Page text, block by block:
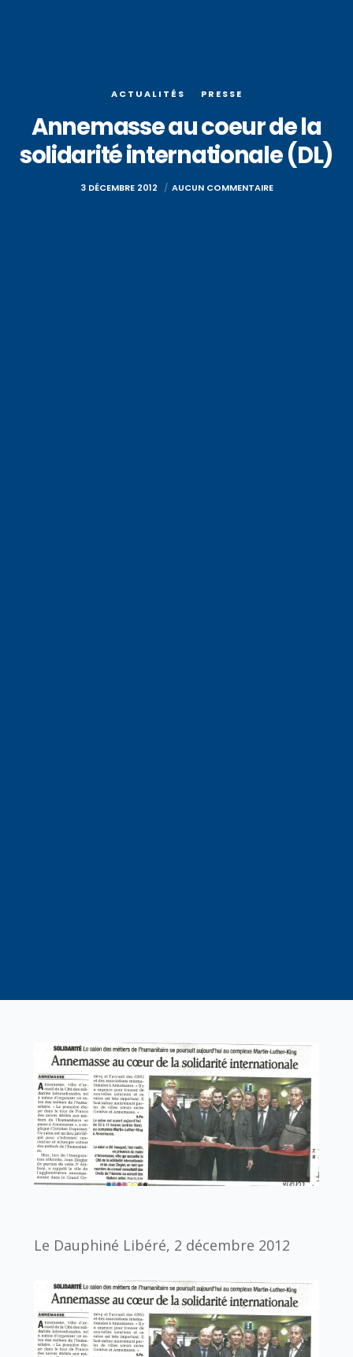
ACTUALITÉS PRESSE
Annemasse au coeur de la
solidarité internationale (DL)
3 DÉCEMBRE 2012 AUCUN COMMENTAIRE
Le Dauphiné Libéré, 2 décembre 2012